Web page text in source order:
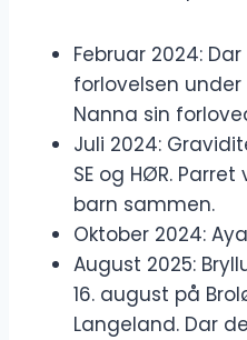
Februar 2024:
forlovelsen under
Nanna sin
Juli 2024:
SE og HØR.
barn sammen.
Oktober 2024:
August 2025:
16. august på
Langeland. Dar